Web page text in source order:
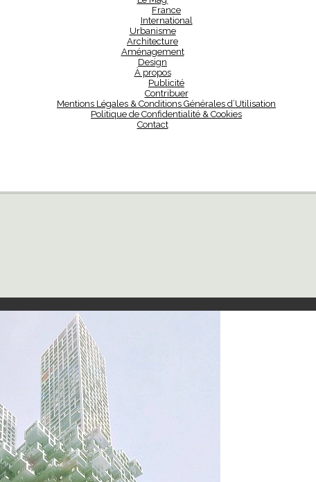
France
International
Urbanisme
Architecture
Aménagement
Design
À propos
Publicité
Contribuer
Mentions Légales & Conditions Générales d’Utilisation
Politique de Confidentialité & Cookies
Contact